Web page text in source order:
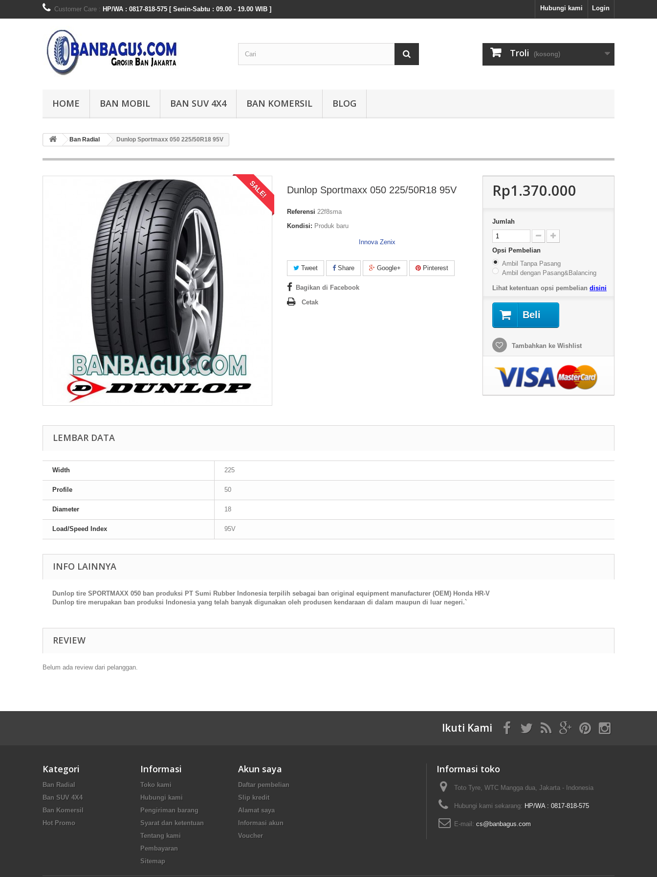
Login
Hubungi kami
Customer Care : HP/WA : 0817-818-575 [ Senin-Sabtu : 09.00 - 19.00 WIB ]
Troli (kosong)
HOME BAN MOBIL BAN SUV 4X4 BAN KOMERSIL BLOG
Ban Radial Dunlop Sportmaxx 050 225/50R18 95V
SALE! Dunlop Sportmaxx 050 225/50R18 95V
Referensi 22f8sma
Kondisi: Produk baru
Innova Zenix
Tweet Share Google+ Pinterest
Bagikan di Facebook
Cetak
Rp1.370.000
Jumlah
Opsi Pembelian
Ambil Tanpa Pasang
Ambil dengan Pasang&Balancing
Lihat ketentuan opsi pembelian disini
Beli
Tambahkan ke Wishlist
LEMBAR DATA
Width 225
Profile 50
Diameter 18
Load/Speed Index 95V
INFO LAINNYA
Dunlop tire SPORTMAXX 050 ban produksi PT Sumi Rubber Indonesia terpilih sebagai ban original equipment manufacturer (OEM) Honda HR-V
Dunlop tire merupakan ban produksi Indonesia yang telah banyak digunakan oleh produsen kendaraan di dalam maupun di luar negeri.`
REVIEW
Belum ada review dari pelanggan.
Ikuti Kami
Kategori
Ban Radial
Ban SUV 4X4
Ban Komersil
Hot Promo
Informasi
Toko kami
Hubungi kami
Pengiriman barang
Syarat dan ketentuan
Tentang kami
Pembayaran
Sitemap
Akun saya
Daftar pembelian
Slip kredit
Alamat saya
Informasi akun
Voucher
Informasi toko
Toto Tyre, WTC Mangga dua, Jakarta - Indonesia
Hubungi kami sekarang: HP/WA : 0817-818-575
E-mail: cs@banbagus.com